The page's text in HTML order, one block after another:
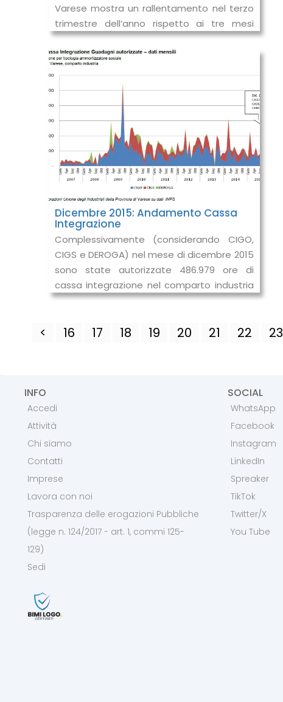
Varese mostra un rallentamento nel terzo
trimestre dell’anno rispetto ai tre mesi
precedenti. Il peggiorame
Dicembre 2015: Andamento Cassa
Integrazione
Complessivamente (considerando CIGO,
CIGS e DEROGA) nel mese di dicembre 2015
sono state autorizzate 486.979 ore di
cassa integrazione nel comparto industria
in provincia di Varese, in riduzione del
< 16 17 18 19 20 21 22 23
INFO
Accedi
Attività
Chi siamo
Contatti
Imprese
Lavora con noi
Trasparenza delle erogazioni Pubbliche
(legge n. 124/2017 - art. 1, commi 125-
129)
Sedi
SOCIAL
WhatsApp
Facebook
Instagram
LinkedIn
Spreaker
TikTok
Twitter/X
You Tube